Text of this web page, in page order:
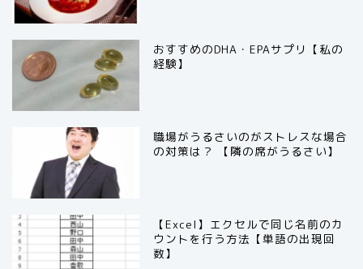
おすすめのDHA・EPAサプリ【私の
経験】
職場がうるさいのがストレスな場合
の対策は？ 【隣の席がうるさい】
【Excel】エクセルで同じ名前のカ
ウントを行う方法【単語の出現回
数】